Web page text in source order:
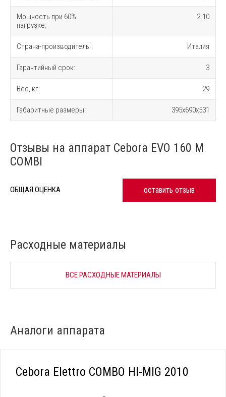
Мощность при 60%
нагрузке:
2.10
Страна-производитель: Италия
Гарантийный срок: 3
Вес, кг: 29
Габаритные размеры: 395x690x531
Отзывы на аппарат Cebora EVO 160 M
COMBI
ОБЩАЯ ОЦЕНКА оставить отзыв
Расходные материалы
ВСЕ РАСХОДНЫЕ МАТЕРИАЛЫ
Аналоги аппарата
Cebora Elettro COMBO HI-MIG 2010